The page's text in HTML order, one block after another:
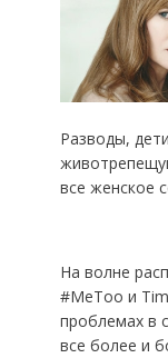
Разводы,
все женское
На волне
#MeToo и
проблемах в
все более и